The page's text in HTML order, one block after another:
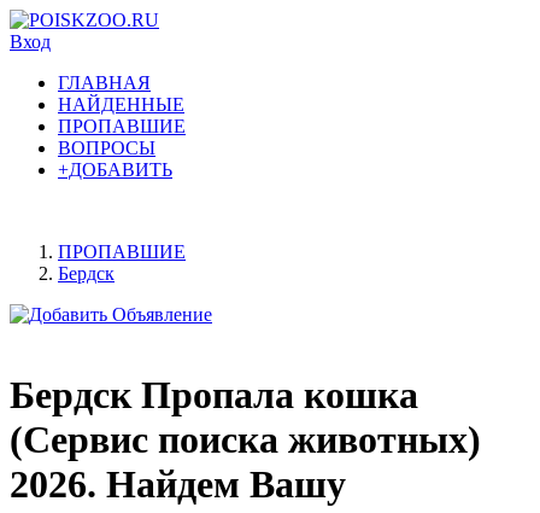
Вход
ГЛАВНАЯ
НАЙДЕННЫЕ
ПРОПАВШИЕ
ВОПРОСЫ
+ДОБАВИТЬ
ПРОПАВШИЕ
Бердск
Бердск Пропала кошка
(Сервис поиска животных)
2026. Найдем Вашу